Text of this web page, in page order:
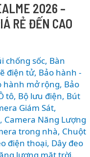
2026 –
RẺ ĐẾN CAO
chống sốc, Bàn
điện tử, Bảo hành -
hành mở rộng, Bảo
tô, Bộ lưu điện, Bút
Giám Sát,
, Camera Năng Lượng
trong nhà, Chuột
điện thoại, Dây đeo